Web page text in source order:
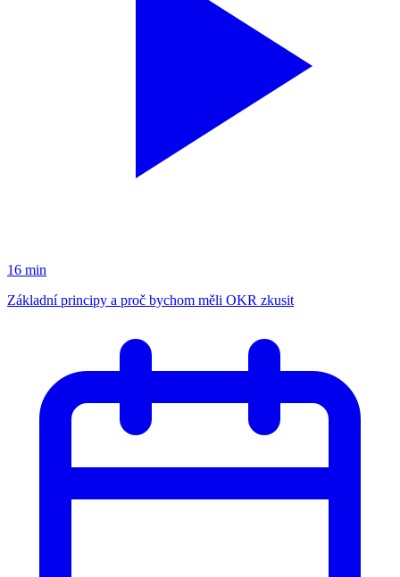
16 min
Základní principy a proč bychom měli OKR zkusit